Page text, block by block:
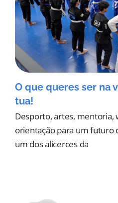
O que queres ser na
tua!
Desporto, artes, mentoria,
orientação para um futuro
um dos alicerces da